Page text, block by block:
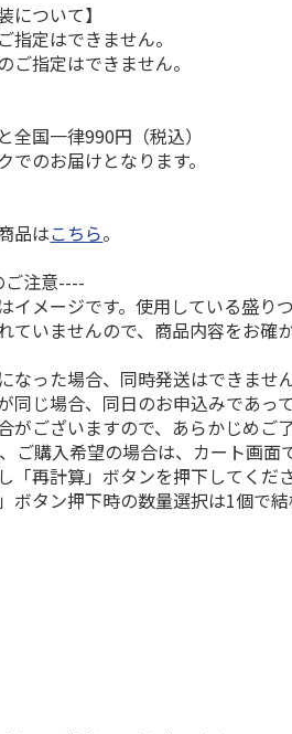
ャース 大谷翔
人最多53試
出塁記念 ダ
平 日本人最多53試
合連続出塁記念 コ
イ…
について】
定はできません。
指定はできません。
全国一律990円（税込）
のお届けとなります。
品はこちら。
注意----
イメージです。使用している盛り
ていませんので、商品内容をお確
なった場合、同時発送はできませ
同じ場合、同日のお申込みであっ
がございますので、あらかじめご
ご購入希望の場合は、カート画面
「再計算」ボタンを押下してくだ
ボタン押下時の数量選択は1個で結